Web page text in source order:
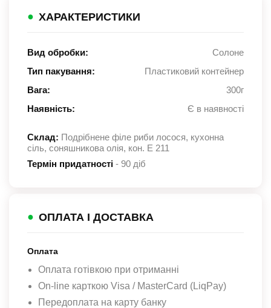
● ХАРАКТЕРИСТИКИ
Вид обробки:
Солоне
Тип пакування:
Пластиковий контейнер
Вага:
300г
Наявність:
Є в наявності
Склад: Подрібнене філе риби лосося, кухонна
сіль, соняшникова олія, кон. Е 211
Термін придатності - 90 діб
● ОПЛАТА І ДОСТАВКА
Оплата
Оплата готівкою при отриманні
On-line карткою Visa / MasterCard (LiqPay)
Передоплата на карту банку